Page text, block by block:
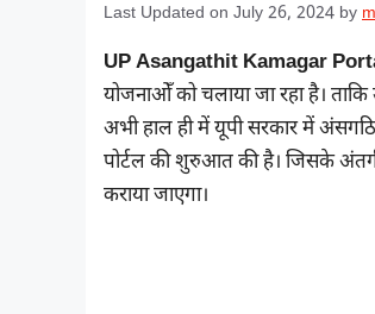
Last Updated on July 26, 2024 by
UP Asangathit Kamagar
योजनाओँ को चलाया जा रहा है।
अभी हाल ही में यूपी सरकार में
पोर्टल की शुरुआत की है। जिसके
कराया जाएगा।